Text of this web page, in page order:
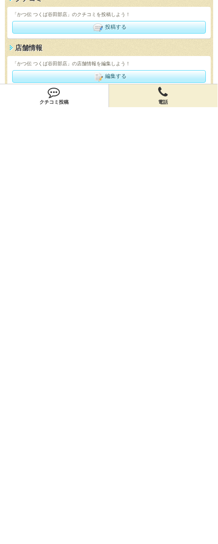
クチコミ投稿 電話
「かつ伝 つくば谷田部店」のクチコミを投稿しよう！
投稿する
店舗情報
「かつ伝 つくば谷田部店」の店舗情報を編集しよう！
編集する
会員登録